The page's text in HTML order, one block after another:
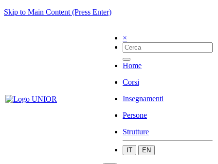
Skip to Main Content (Press Enter)
×
Home
Corsi
Insegnamenti
Persone
Strutture
IT EN